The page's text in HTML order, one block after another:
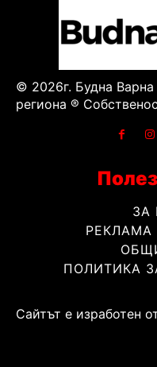
© 2026г. Будна
региона ®
ЗА
РЕКЛАМА
ПОЛИТИКА
Сайтът е изработен